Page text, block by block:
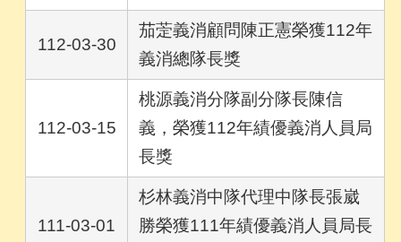
112-03-30
茄萣義消顧問陳正憲榮獲112年
義消總隊長獎
112-03-15
桃源義消分隊副分隊長陳信
義，榮獲112年績優義消人員局
長獎
111-03-01
杉林義消中隊代理中隊長張崴
勝榮獲111年績優義消人員局長